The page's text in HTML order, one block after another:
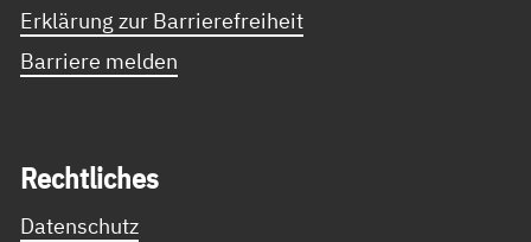
Erklärung zur Barrierefreiheit
Barriere melden
Recht­li­ches
Datenschutz